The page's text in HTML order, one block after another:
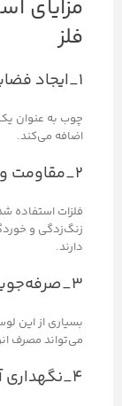
مزایای
فلز
۱_ایجاد فضایی گرم و دلنشین:
چوب به عنوان
اضافه می‌کند.
۲_مقاومت و استحکام بالا:
فلزات استفاده
زنگ‌زدگی و
دارند.
۳_صرفه‌جویی در انرژی:
می‌تواند مصرف
۴_نگهداری آسان: